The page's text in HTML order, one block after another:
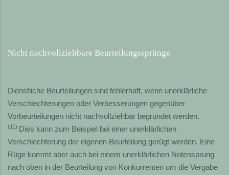
Nicht nachvollziehbare Beurteilungssprünge
Dienstliche Beurteilungen sind fehlerhaft, wenn unerklärliche
Verschlechterungen oder Verbesserungen gegenüber
Vorbeurteilungen nicht nachvollziehbar begründet werden.
(11) Dies kann zum Beispiel bei einer unerklärlichen
Verschlechterung der eigenen Beurteilung gerügt werden. Eine
Rüge kommt aber auch bei einem unerklärlichen Notensprung
nach oben in der Beurteilung von Konkurrenten um die Vergabe